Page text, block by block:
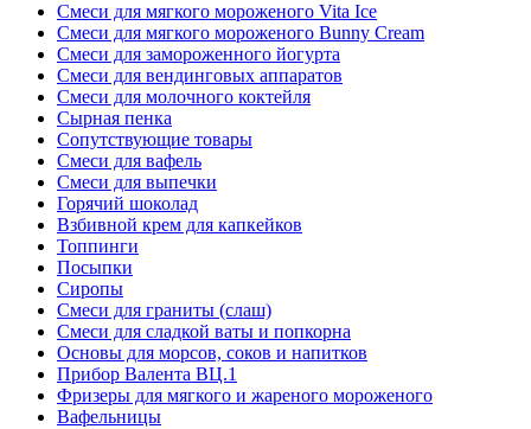
Смеси для мягкого мороженого Vita Ice
Смеси для мягкого мороженого Bunny Cream
Смеси для замороженного йогурта
Смеси для вендинговых аппаратов
Смеси для молочного коктейля
Сырная пенка
Сопутствующие товары
Смеси для вафель
Смеси для выпечки
Горячий шоколад
Взбивной крем для капкейков
Топпинги
Посыпки
Сиропы
Смеси для граниты (слаш)
Смеси для сладкой ваты и попкорна
Основы для морсов, соков и напитков
Прибор Валента ВЦ.1
Фризеры для мягкого и жареного мороженого
Вафельницы